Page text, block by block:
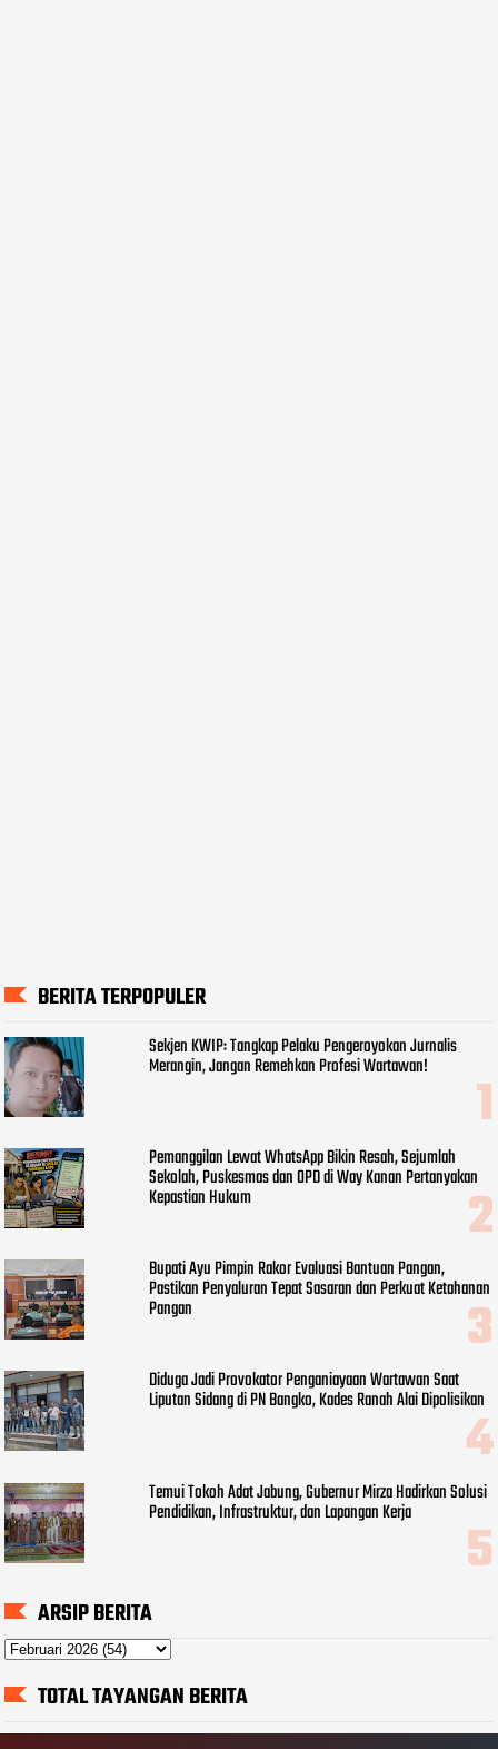
BERITA TERPOPULER
Sekjen KWIP: Tangkap Pelaku Pengeroyokan Jurnalis
Merangin, Jangan Remehkan Profesi Wartawan!
Pemanggilan Lewat WhatsApp Bikin Resah, Sejumlah
Sekolah, Puskesmas dan OPD di Way Kanan Pertanyakan
Kepastian Hukum
Bupati Ayu Pimpin Rakor Evaluasi Bantuan Pangan,
Pastikan Penyaluran Tepat Sasaran dan Perkuat Ketahanan
Pangan
Diduga Jadi Provokator Penganiayaan Wartawan Saat
Liputan Sidang di PN Bangko, Kades Ranah Alai Dipolisikan
Temui Tokoh Adat Jabung, Gubernur Mirza Hadirkan Solusi
Pendidikan, Infrastruktur, dan Lapangan Kerja
ARSIP BERITA
TOTAL TAYANGAN BERITA